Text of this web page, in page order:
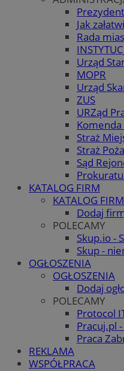
Jak
Rada
Urząd
MOPR
Urząd
ZUS
URZąd
Straż
Straż
Sąd
KATALOG FIRM
KATALOG FIRM
Dodaj
POLECAMY
Skup.io -
Skup -
OGŁOSZENIA
OGŁOSZENIA
Dodaj
POLECAMY
Protocol
Pracuj.pl
Praca
REKLAMA
WSPÓŁPRACA